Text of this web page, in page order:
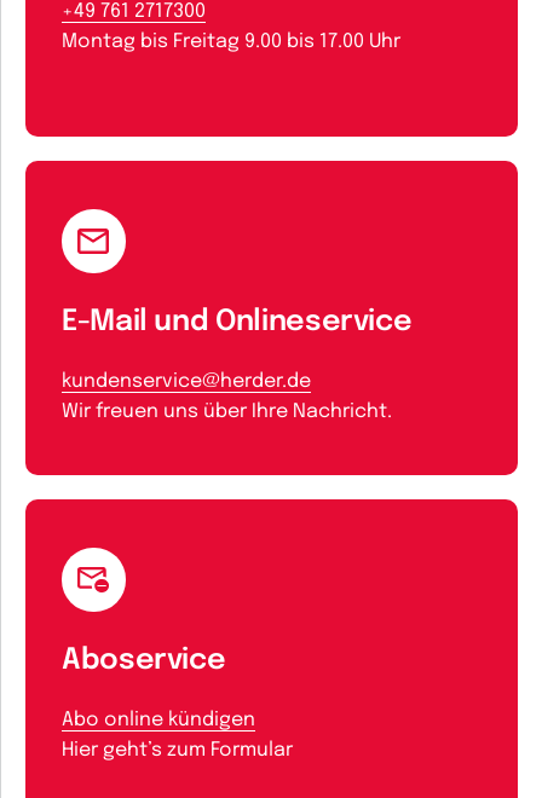
+49 761 2717300
Montag bis Freitag 9.00 bis 17.00 Uhr
E-Mail und Onlineservice
kundenservice@herder.de
Wir freuen uns über Ihre Nachricht.
Aboservice
Abo online kündigen
Hier geht’s zum Formular